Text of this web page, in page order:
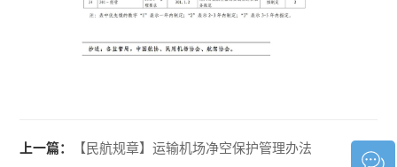
上一篇：
【民航规章】运输机场净空保护管理办法